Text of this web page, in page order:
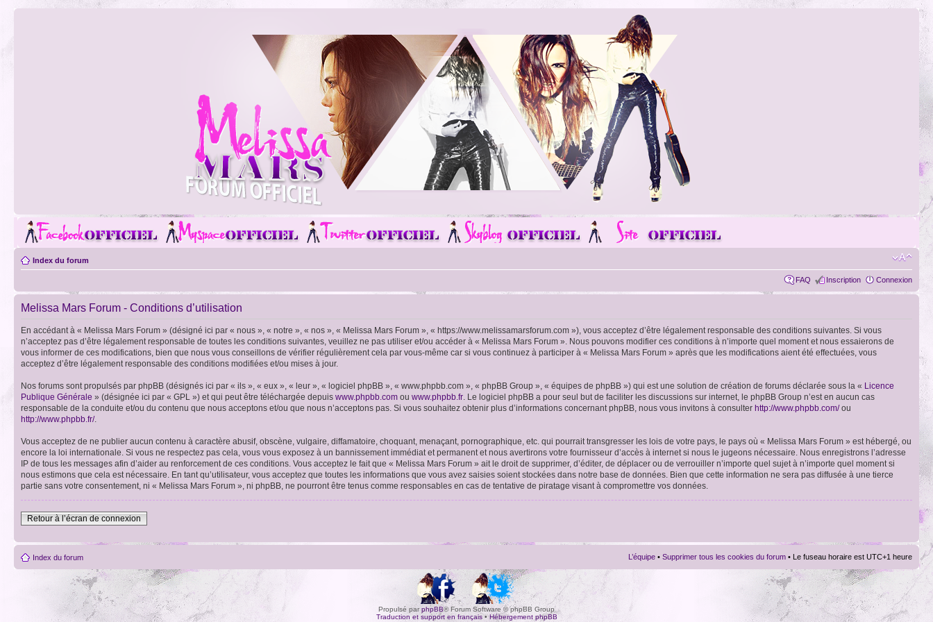
Index du forum
FAQ Inscription Connexion
Melissa Mars Forum - Conditions d’utilisation
En accédant à « Melissa Mars Forum » (désigné ici par « nous », « notre », « nos », « Melissa Mars Forum », « https://www.melissamarsforum.com »), vous acceptez d’être légalement responsable des conditions suivantes. Si vous
n’acceptez pas d’être légalement responsable de toutes les conditions suivantes, veuillez ne pas utiliser et/ou accéder à « Melissa Mars Forum ». Nous pouvons modifier ces conditions à n’importe quel moment et nous essaierons de
vous informer de ces modifications, bien que nous vous conseillons de vérifier régulièrement cela par vous-même car si vous continuez à participer à « Melissa Mars Forum » après que les modifications aient été effectuées, vous
acceptez d’être légalement responsable des conditions modifiées et/ou mises à jour.
Nos forums sont propulsés par phpBB (désignés ici par « ils », « eux », « leur », « logiciel phpBB », « www.phpbb.com », « phpBB Group », « équipes de phpBB ») qui est une solution de création de forums déclarée sous la « Licence
Publique Générale » (désignée ici par « GPL ») et qui peut être téléchargée depuis www.phpbb.com ou www.phpbb.fr. Le logiciel phpBB a pour seul but de faciliter les discussions sur internet, le phpBB Group n’est en aucun cas
responsable de la conduite et/ou du contenu que nous acceptons et/ou que nous n’acceptons pas. Si vous souhaitez obtenir plus d’informations concernant phpBB, nous vous invitons à consulter http://www.phpbb.com/ou
http://www.phpbb.fr/.
Vous acceptez de ne publier aucun contenu à caractère abusif, obscène, vulgaire, diffamatoire, choquant, menaçant, pornographique, etc. qui pourrait transgresser les lois de votre pays, le pays où « Melissa Mars Forum » est hébergé, ou
encore la loi internationale. Si vous ne respectez pas cela, vous vous exposez à un bannissement immédiat et permanent et nous avertirons votre fournisseur d’accès à internet si nous le jugeons nécessaire. Nous enregistrons l’adresse
IP de tous les messages afin d’aider au renforcement de ces conditions. Vous acceptez le fait que « Melissa Mars Forum » ait le droit de supprimer, d’éditer, de déplacer ou de verrouiller n’importe quel sujet à n’importe quel moment si
nous estimons que cela est nécessaire. En tant qu’utilisateur, vous acceptez que toutes les informations que vous avez saisies soient stockées dans notre base de données. Bien que cette information ne sera pas diffusée à une tierce
partie sans votre consentement, ni « Melissa Mars Forum », ni phpBB, ne pourront être tenus comme responsables en cas de tentative de piratage visant à compromettre vos données.
Retour à l’écran de connexion
Index du forum L’équipe • Supprimer tous les cookies du forum • Le fuseau horaire est UTC+1 heure
Propulsé parphpBB® Forum Software © phpBB Group
Traduction et support en français•Hébergement phpBB